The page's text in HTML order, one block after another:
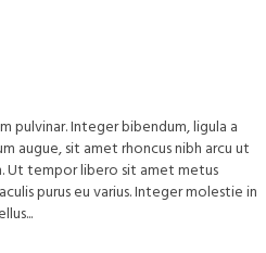
pulvinar. Integer bibendum, ligula a
augue, sit amet rhoncus nibh arcu ut
Ut tempor libero sit amet metus
purus eu varius. Integer molestie in